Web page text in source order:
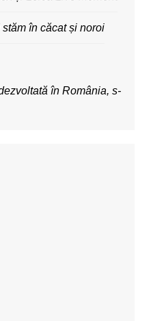
în căcat și noroi
în România, s-